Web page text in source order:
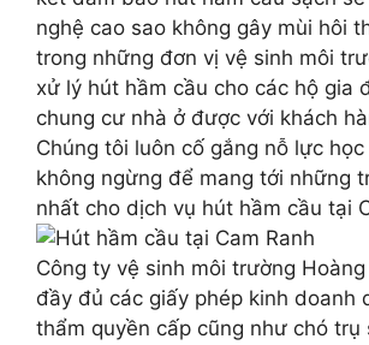
nghệ cao sao không gây mùi hôi
trong những đơn vị vệ sinh môi
xử lý hút hầm cầu cho các hộ gia
chung cư nhà ở được với khách
Chúng tôi luôn cố gắng nỗ lực
không ngừng để mang tới những
nhất cho dịch vụ hút hầm cầu tại
Công ty vệ sinh môi trường
đầy đủ các giấy phép kinh doanh
thẩm quyền cấp cũng như chó trụ